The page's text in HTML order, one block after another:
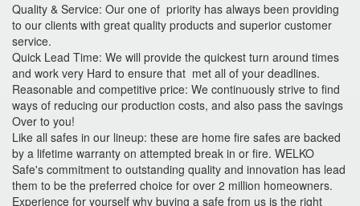
Quality & Service: Our one of priority has always been providing
to our clients with great quality products and superior customer
service.
Quick Lead Time: We will provide the quickest turn around times
and work very Hard to ensure that met all of your deadlines.
Reasonable and competitive price: We continuously strive to find
ways of reducing our production costs, and also pass the savings
Over to you!
Like all safes in our lineup: these are home fire safes are backed
by a lifetime warranty on attempted break in or fire. WELKO
Safe's commitment to outstanding quality and innovation has lead
them to be the preferred choice for over 2 million homeowners.
Experience for yourself why buying a safe from us is the right